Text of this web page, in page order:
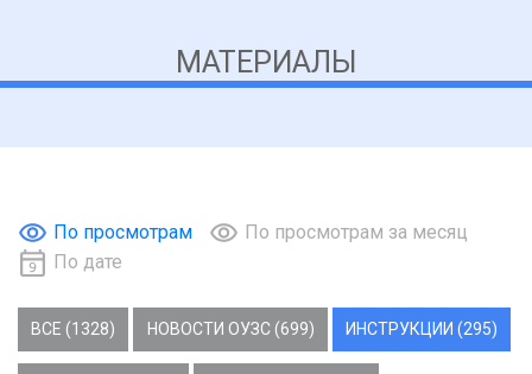
МАТЕРИАЛЫ
По просмотрам
По просмотрам за месяц
По дате
ВСЕ (1328) НОВОСТИ ОУЗС (699) ИНСТРУКЦИИ (295)